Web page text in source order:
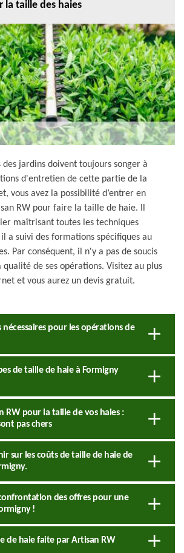
la taille des haies
des jardins doivent toujours songer à
d'entretien de cette partie de la
vous avez la possibilité d’entrer en
RW pour faire la taille de haie. Il
maîtrisant toutes les techniques
a suivi des formations spécifiques au
Par conséquent, il n'y a pas de soucis
de ses opérations. Visitez au plus
et vous aurez un devis gratuit.
nécessaires pour les opérations de
de taille de haie à Formigny
RW pour la taille de vos haies :
pas chers
sur les coûts de taille de haie de
des offres pour une
!
de haie faite par Artisan RW